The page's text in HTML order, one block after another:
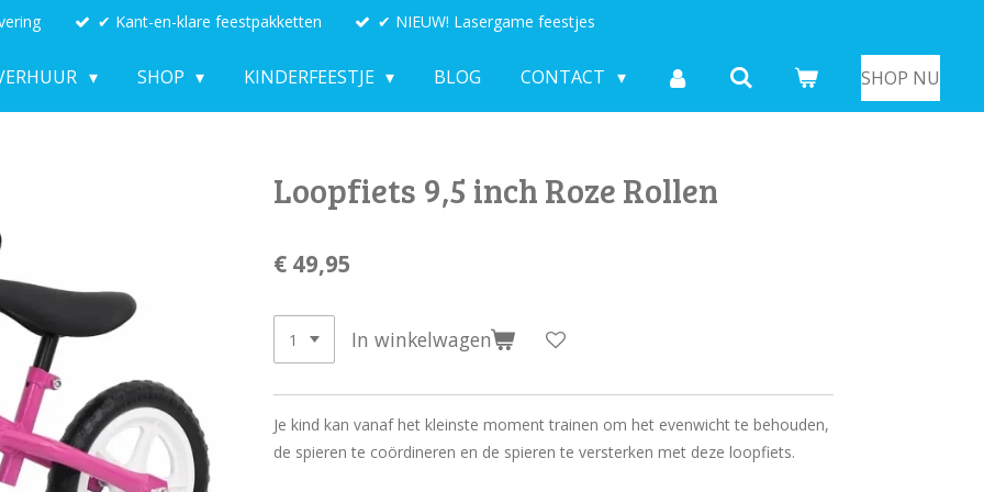
✔ Kant-en-klare feestpakketten ✔ NIEUW! Lasergame feestjes
SHOP KINDERFEESTJE BLOG CONTACT SHOP NU
Loopfiets 9,5 inch Roze Rollen
€ 49,95
In winkelwagen
Je kind kan vanaf het kleinste moment trainen om het evenwicht te behouden,
de spieren te coördineren en de spieren te versterken met deze loopfiets.